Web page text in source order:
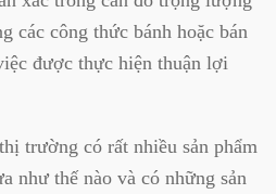
các công thức bánh hoặc bán
được thực hiện thuận lợi
trường có rất nhiều sản phẩm
như thế nào và có những sản